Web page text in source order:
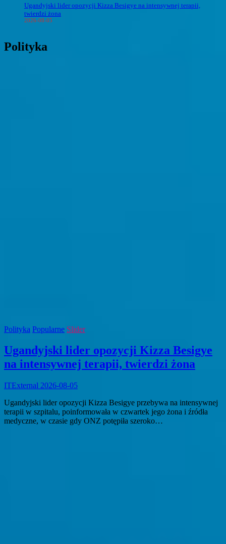
Ugandyjski lider opozycji Kizza Besigye na intensywnej terapii,
twierdzi żona
2026-08-05
Polityka
Polityka Popularne Slider
Ugandyjski lider opozycji Kizza Besigye
na intensywnej terapii, twierdzi żona
ITExternal 2026-08-05
Ugandyjski lider opozycji Kizza Besigye przebywa na intensywnej
terapii w szpitalu, poinformowała w czwartek jego żona i źródła
medyczne, w czasie gdy ONZ potępiła szeroko…